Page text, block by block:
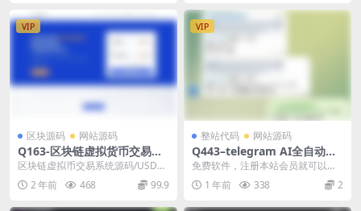
VIP
区块源码 网站源码
Q163-区块链虚拟货币交易系
统源码：USDT在线支付集
成，场外交易安全解决方案，
多语言支持交易平台开发
区块链虚拟币交易系统源码/USDT
在线购买系统源码/场外交易系统源
码/多语言交易...
2 年前 468 99.9
VIP
整站代码 网站源码
Q443–telegram AI全自动翻
译客服机器人源码/带视频搭建
教程/聊天翻译
免费软件，注册本站会员就可以免
费拿走。获取方法：先注册本站会
员，再签到，用签到的...
1 年前 338 2